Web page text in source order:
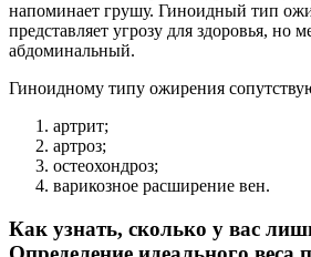
напоминает грушу. Гиноидный тип
представляет угрозу для здоровья, но
абдоминальный.
Гиноидному типу ожирения
артрит;
артроз;
остеохондроз;
варикозное расширение вен.
Как узнать, сколько у вас